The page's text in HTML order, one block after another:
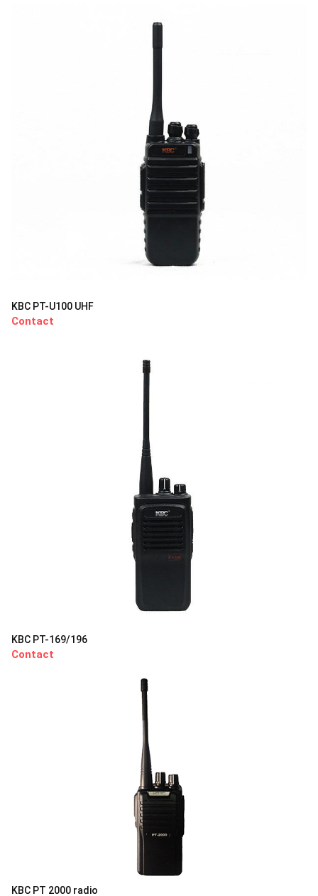
KBC PT-U100 UHF
Contact
KBC PT-169/196
Contact
KBC PT 2000 radio